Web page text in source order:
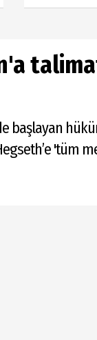
başlayan